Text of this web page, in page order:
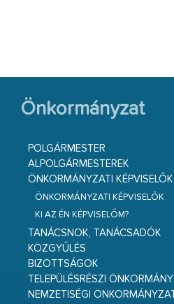
Önkormányzat
POLGÁRMESTER
ALPOLGÁRMESTEREK
ÖNKORMÁNYZATI KÉPVISELŐK
ÖNKORMÁNYZATI KÉPVISELŐK
KI AZ ÉN KÉPVISELŐM?
TANÁCSNOK, TANÁCSADÓK
KÖZGYŰLÉS
BIZOTTSÁGOK
TELEPÜLÉSRÉSZI
NEMZETISÉGI